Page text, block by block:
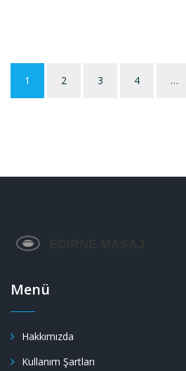
1 2 3 4 …
Menü
Hakkımızda
Kullanım Şartları